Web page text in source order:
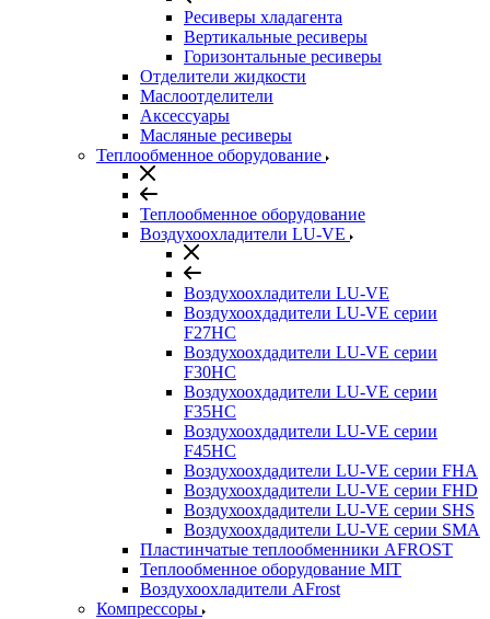
Ресиверы хладагента
Вертикальные ресиверы
Горизонтальные ресиверы
Отделители жидкости
Маслоотделители
Аксессуары
Масляные ресиверы
Теплообменное оборудование
Теплообменное оборудование
Воздухоохладители LU-VE
Воздухоохладители LU-VE
Воздухоохдадители LU-VE серии
F27HC
Воздухоохдадители LU-VE серии
F30HC
Воздухоохдадители LU-VE серии
F35HC
Воздухоохдадители LU-VE серии
F45HC
Воздухоохдадители LU-VE серии FHA
Воздухоохдадители LU-VE серии FHD
Воздухоохдадители LU-VE серии SHS
Воздухоохдадители LU-VE серии SMA
Пластинчатые теплообменники AFROST
Теплообменное оборудование MIT
Воздухоохладители AFrost
Компрессоры